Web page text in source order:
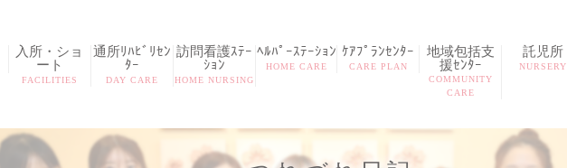
入所・ショ
ート
FACILITIES
通所ﾘﾊﾋﾞﾘｾﾝ
ﾀｰ
DAY CARE
訪問看護ｽﾃｰ
ｼｮﾝ
HOME NURSING
ﾍﾙﾊﾟｰｽﾃｰｼｮﾝ
HOME CARE
ｹｱﾌﾟﾗﾝｾﾝﾀｰ
CARE PLAN
地域包括支
援ｾﾝﾀｰ
COMMUNITY
CARE
託児所
NURSERY